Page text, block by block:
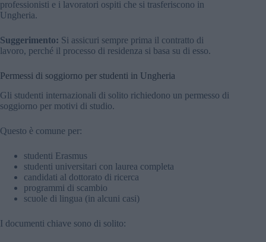
professionisti e i lavoratori ospiti che si trasferiscono in
Ungheria.
Suggerimento: Si assicuri sempre prima il contratto di
lavoro, perché il processo di residenza si basa su di esso.
Permessi di soggiorno per studenti in Ungheria
Gli studenti internazionali di solito richiedono un permesso di
soggiorno per motivi di studio.
Questo è comune per:
studenti Erasmus
studenti universitari con laurea completa
candidati al dottorato di ricerca
programmi di scambio
scuole di lingua (in alcuni casi)
I documenti chiave sono di solito: